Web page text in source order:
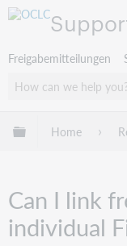
Freigabemitteilungen
Globale
Home
Can I link
individual